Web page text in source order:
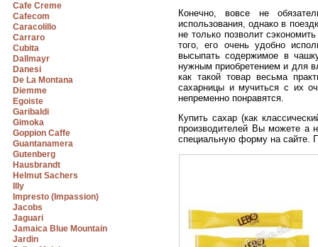
Cafe Creme
Cafecom
Caracolillo
Carraro
Cubita
Dallmayr
Danesi
De La Montana
Diemme
Egoiste
Garibaldi
Gimoka
Goppion Caffe
Guantanamera
Gutenberg
Hausbrandt
Helmut Sachers
Illy
Impresto (Impassion)
Jacobs
Jaguari
Jamaica Blue Mountain
Jardin
Конечно, вовсе не
использования, однако в
не только позволит
того, его очень удобно
высыпать содержимое в
нужным приобретением и для
как такой товар весьма
сахарницы и мучиться с их
непременно понравятся.
Купить сахар (как
производителей Вы можете а
специальную форму на сайте.